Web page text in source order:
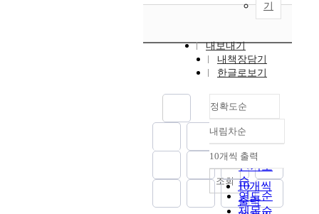
기
내보내기
내책장담기
한글로보기
정확도순
정확도
순
인기도
순
연도순
제목순
내림차순
내림차순
10개씩 출력
10개씩
출력
조회